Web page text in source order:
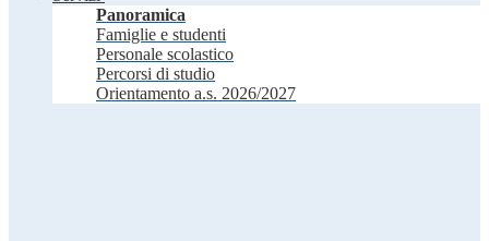
Panoramica
Famiglie e studenti
Personale scolastico
Percorsi di studio
Orientamento a.s. 2026/2027